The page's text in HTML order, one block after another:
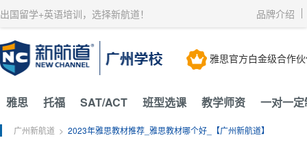
出国留学+英语培训，选择新航道！ 品牌介绍
雅思官方白金级合作
雅思 托福 SAT/ACT 班型选课 教学师资 一对一定
广州新航道 > 2023年雅思教材推荐_雅思教材哪个好_【广州新航道】
密码登录 收不到验证码?
验证码登录 忘记密码?
3.请使用其他账号登录
知道了
下一步
收不到验证码?
保存新密码
请妥善保存您的密码
立即登录
为了确保您的帐号安全